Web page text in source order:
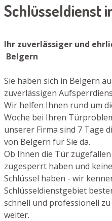
Schlüsseldienst
Ihr zuverlässiger und
Belgern
Sie haben sich in Belgern
zuverlässigen
Wir helfen Ihnen rund um
Woche bei Ihren
unserer Firma sind 7 Tage
von Belgern für Sie da.
Ob Ihnen die Tür
zugesperrt haben und
Schlüssel haben - wir
Schlüsseldienstgebiet
schnell und professionell
weiter.